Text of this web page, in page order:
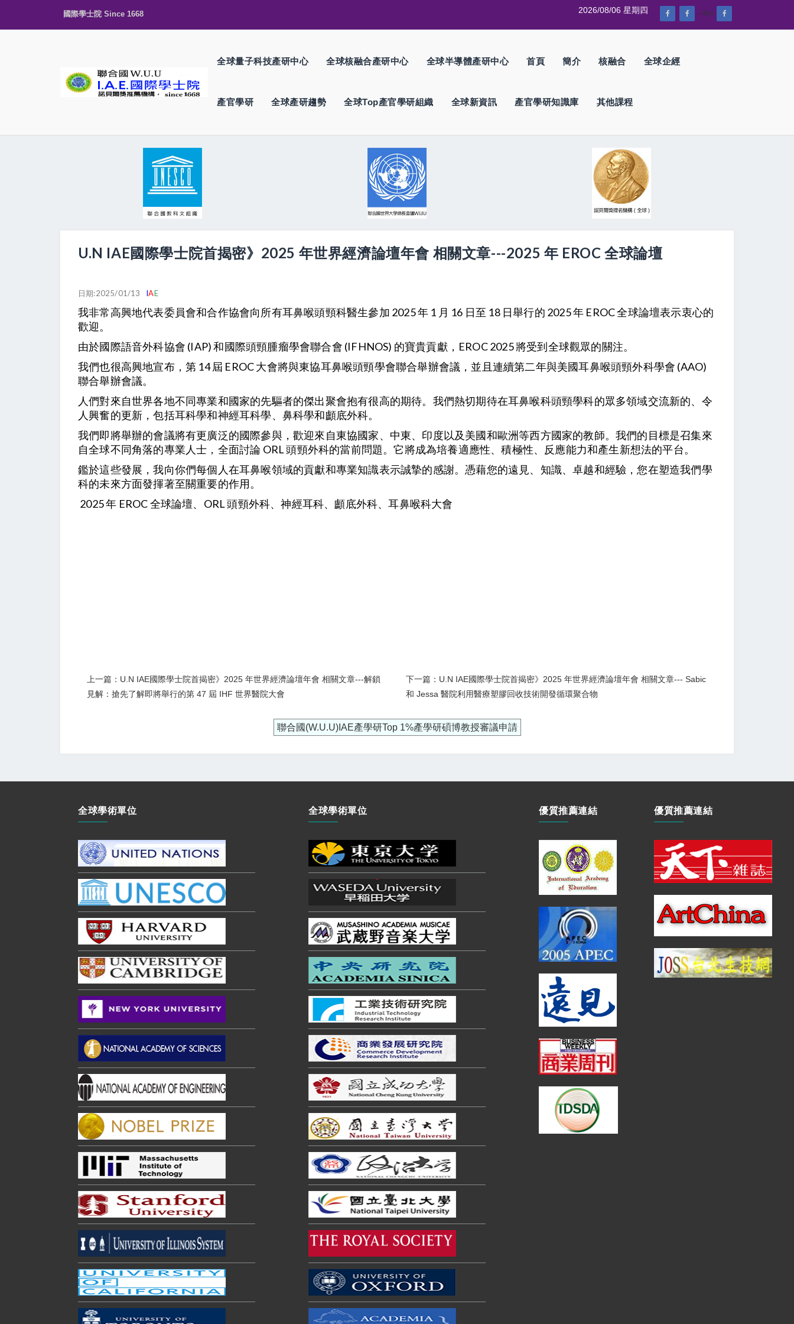
國際學士院 Since 1668 --%>
2026/08/06 星期四
全球量子科技產研中心 全球核融合產研中心 全球半導體產研中心 首頁 簡介 核融合 全球企經
產官學研 全球產研趨勢 全球Top產官學研組織 全球新資訊 產官學研知識庫 其他課程
U.N IAE國際學士院首揭密》2025 年世界經濟論壇年會 相關文章---2025 年 EROC 全球論壇
日期:2025/01/13 IAE
我非常高興地代表委員會和合作協會向所有耳鼻喉頭頸科醫生參加 2025 年 1 月 16 日至 18 日舉行的 2025 年 EROC 全球論壇表示衷心的
歡迎。
由於國際語音外科協會 (IAP) 和國際頭頸腫瘤學會聯合會 (IFHNOS) 的寶貴貢獻，EROC 2025 將受到全球觀眾的關注。
我們也很高興地宣布，第 14 屆 EROC 大會將與東協耳鼻喉頭頸學會聯合舉辦會議，並且連續第二年與美國耳鼻喉頭頸外科學會 (AAO)
聯合舉辦會議。
人們對來自世界各地不同專業和國家的先驅者的傑出聚會抱有很高的期待。我們熱切期待在耳鼻喉科頭頸學科的眾多領域交流新的、令
人興奮的更新，包括耳科學和神經耳科學、鼻科學和顱底外科。
我們即將舉辦的會議將有更廣泛的國際參與，歡迎來自東協國家、中東、印度以及美國和歐洲等西方國家的教師。我們的目標是召集來
自全球不同角落的專業人士，全面討論 ORL 頭頸外科的當前問題。它將成為培養適應性、積極性、反應能力和產生新想法的平台。
鑑於這些發展，我向你們每個人在耳鼻喉領域的貢獻和專業知識表示誠摯的感謝。憑藉您的遠見、知識、卓越和經驗，您在塑造我們學
科的未來方面發揮著至關重要的作用。
2025 年 EROC 全球論壇、ORL 頭頸外科、神經耳科、顱底外科、耳鼻喉科大會
上一篇：U.N IAE國際學士院首揭密》2025 年世界經濟論壇年會 相關文章---解鎖
見解：搶先了解即將舉行的第 47 屆 IHF 世界醫院大會
下一篇：U.N IAE國際學士院首揭密》2025 年世界經濟論壇年會 相關文章--- Sabic
和 Jessa 醫院利用醫療塑膠回收技術開發循環聚合物
聯合國(W.U.U)IAE產學研Top 1%產學研碩博教授審議申請
全球學術單位 全球學術單位 優質推薦連結 優質推薦連結